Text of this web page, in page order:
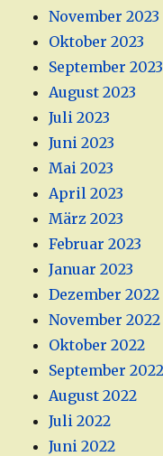
November 2023
Oktober 2023
September 2023
August 2023
Juli 2023
Juni 2023
Mai 2023
April 2023
März 2023
Februar 2023
Januar 2023
Dezember 2022
November 2022
Oktober 2022
September 2022
August 2022
Juli 2022
Juni 2022